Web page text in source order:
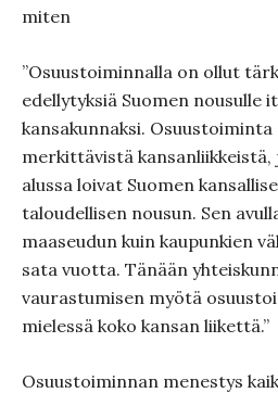
miten
”Osuustoiminnalla on ollut
edellytyksiä Suomen nousulle
kansakunnaksi.
merkittävistä
alussa loivat Suomen
taloudellisen nousun. Sen
maaseudun kuin kaupunkien
sata vuotta. Tänään
vaurastumisen myötä
mielessä koko kansan liikettä.”
Osuustoiminnan menestys